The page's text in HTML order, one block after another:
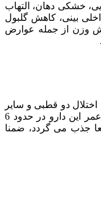
خشکی دهان، التهاب
بینی، کاهش گلبول
وزن از جمله عوارض
اختلال دو قطبی و سایر
اختلالات ذهنی به کار برده می شود. نیمه عمر این دارو در حدود 6
جذب می گردد، ضمنا